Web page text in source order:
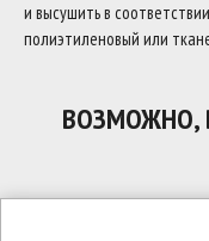
и высушить в
полиэтиленовый или
ВОЗМОЖНО,